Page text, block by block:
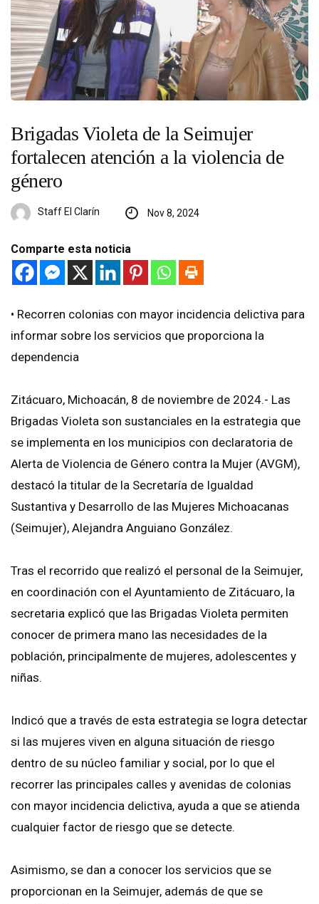
Brigadas Violeta de la Seimujer
fortalecen atención a la violencia de
género
Staff El Clarín Nov 8, 2024
Comparte esta noticia
•⁠ ⁠Recorren colonias con mayor incidencia delictiva para
informar sobre los servicios que proporciona la
dependencia
Zitácuaro, Michoacán, 8 de noviembre de 2024.- Las
Brigadas Violeta son sustanciales en la estrategia que
se implementa en los municipios con declaratoria de
Alerta de Violencia de Género contra la Mujer (AVGM),
destacó la titular de la Secretaría de Igualdad
Sustantiva y Desarrollo de las Mujeres Michoacanas
(Seimujer), Alejandra Anguiano González.
Tras el recorrido que realizó el personal de la Seimujer,
en coordinación con el Ayuntamiento de Zitácuaro, la
secretaria explicó que las Brigadas Violeta permiten
conocer de primera mano las necesidades de la
población, principalmente de mujeres, adolescentes y
niñas.
Indicó que a través de esta estrategia se logra detectar
si las mujeres viven en alguna situación de riesgo
dentro de su núcleo familiar y social, por lo que el
recorrer las principales calles y avenidas de colonias
con mayor incidencia delictiva, ayuda a que se atienda
cualquier factor de riesgo que se detecte.
Asimismo, se dan a conocer los servicios que se
proporcionan en la Seimujer, además de que se